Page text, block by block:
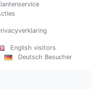
English visitors
Deutsch Besucher